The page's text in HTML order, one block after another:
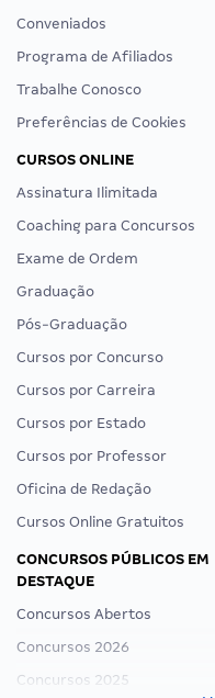
Conveniados
Programa de Afiliados
Trabalhe Conosco
Preferências de Cookies
CURSOS ONLINE
Assinatura Ilimitada
Coaching para Concursos
Exame de Ordem
Graduação
Pós-Graduação
Cursos por Concurso
Cursos por Carreira
Cursos por Estado
Cursos por Professor
Oficina de Redação
Cursos Online Gratuitos
CONCURSOS PÚBLICOS EM
DESTAQUE
Concursos Abertos
Concursos 2026
Concursos 2025